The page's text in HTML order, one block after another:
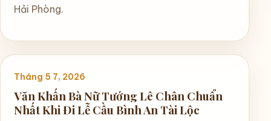
Hải Phòng.
Tháng 5 7, 2026
Văn Khấn Bà Nữ Tướng Lê Chân Chuẩn
Nhất Khi Đi Lễ Cầu Bình An Tài Lộc